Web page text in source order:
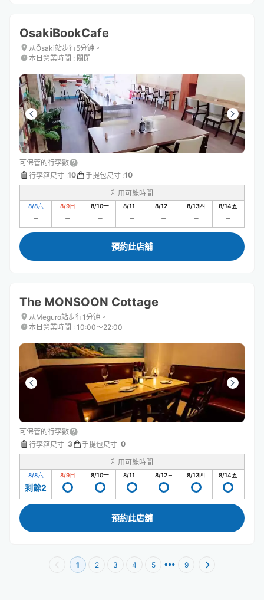
OsakiBookCafe
从Ōsaki站步行5分钟。
本日營業時間 : 關閉
可保管的行李數
行李箱尺寸 :10 手提包尺寸 :10
利用可能時間
8/8六 8/9日 8/10一 8/11二 8/12三 8/13四 8/14五
預約此店舖
The MONSOON Cottage
从Meguro站步行1分钟。
本日營業時間 : 10:00〜22:00
可保管的行李數
行李箱尺寸 :3 手提包尺寸 :0
利用可能時間
8/8六
剩餘2
8/9日 8/10一 8/11二 8/12三 8/13四 8/14五
預約此店舖
1 2 3 4 5 9